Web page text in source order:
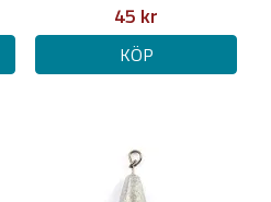
45 kr
KÖP